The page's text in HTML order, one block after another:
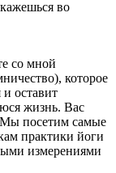
со мной
которое
оставит
жизнь. Вас
посетим самые
практики йоги
измерениями